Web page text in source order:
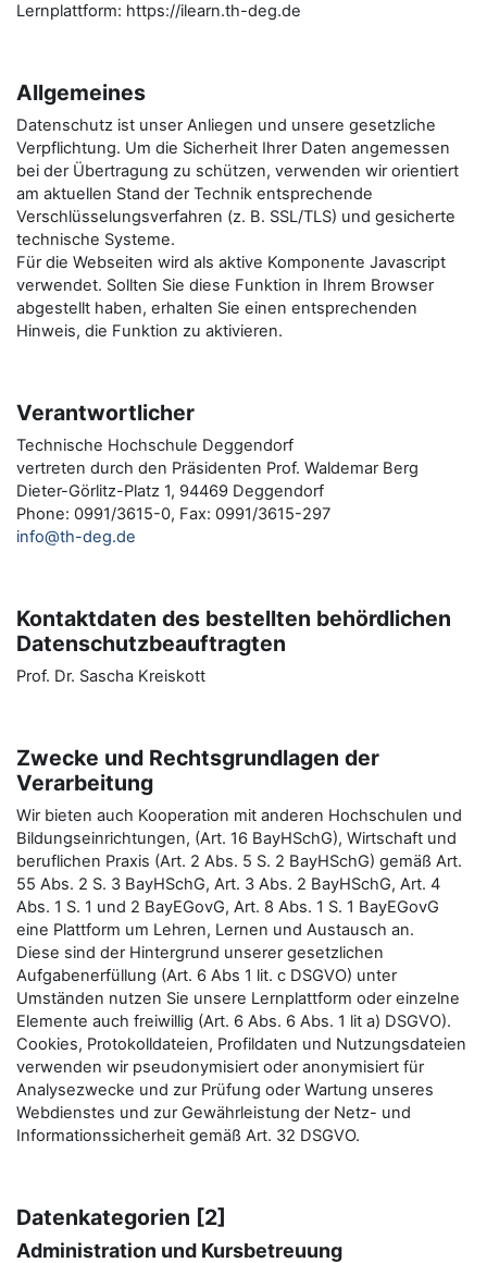
Lernplattform: https://ilearn.th-deg.de
Allgemeines
Datenschutz ist unser Anliegen und unsere gesetzliche
Verpflichtung. Um die Sicherheit Ihrer Daten angemessen
bei der Übertragung zu schützen, verwenden wir orientiert
am aktuellen Stand der Technik entsprechende
Verschlüsselungsverfahren (z. B. SSL/TLS) und gesicherte
technische Systeme.
Für die Webseiten wird als aktive Komponente Javascript
verwendet. Sollten Sie diese Funktion in Ihrem Browser
abgestellt haben, erhalten Sie einen entsprechenden
Hinweis, die Funktion zu aktivieren.
Verantwortlicher
Technische Hochschule Deggendorf
vertreten durch den Präsidenten Prof. Waldemar Berg
Dieter-Görlitz-Platz 1, 94469 Deggendorf
Phone: 0991/3615-0, Fax: 0991/3615-297
info@th-deg.de
Kontaktdaten des bestellten behördlichen
Datenschutzbeauftragten
Prof. Dr. Sascha Kreiskott
Zwecke und Rechtsgrundlagen der
Verarbeitung
Wir bieten auch Kooperation mit anderen Hochschulen und
Bildungseinrichtungen, (Art. 16 BayHSchG), Wirtschaft und
beruflichen Praxis (Art. 2 Abs. 5 S. 2 BayHSchG) gemäß Art.
55 Abs. 2 S. 3 BayHSchG, Art. 3 Abs. 2 BayHSchG, Art. 4
Abs. 1 S. 1 und 2 BayEGovG, Art. 8 Abs. 1 S. 1 BayEGovG
eine Plattform um Lehren, Lernen und Austausch an.
Diese sind der Hintergrund unserer gesetzlichen
Aufgabenerfüllung (Art. 6 Abs 1 lit. c DSGVO) unter
Umständen nutzen Sie unsere Lernplattform oder einzelne
Elemente auch freiwillig (Art. 6 Abs. 6 Abs. 1 lit a) DSGVO).
Cookies, Protokolldateien, Profildaten und Nutzungsdateien
verwenden wir pseudonymisiert oder anonymisiert für
Analysezwecke und zur Prüfung oder Wartung unseres
Webdienstes und zur Gewährleistung der Netz- und
Informationssicherheit gemäß Art. 32 DSGVO.
Datenkategorien [2]
Administration und Kursbetreuung